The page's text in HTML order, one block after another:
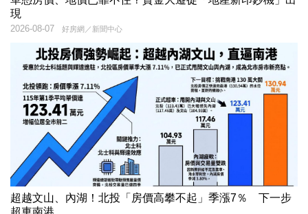
現
好房網／新聞中心
2026-08-07
超越文山、內湖！北投「房價高攀不起」季漲7％ 下一步
超車南港